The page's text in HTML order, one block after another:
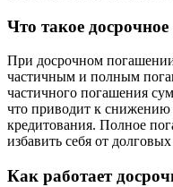
Что такое
При досрочном
частичным и полным
частичного погашения
что приводит к снижению
кредитования. Полное
избавить себя от долговых
Как работает